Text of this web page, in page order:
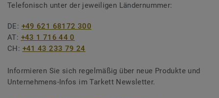
Telefonisch unter der jeweiligen Ländernummer:
DE: +49 621 68172 300
AT: +43 1 716 44 0
CH: +41 43 233 79 24
Informieren Sie sich regelmäßig über neue Produkte und
Unternehmens-Infos im Tarkett Newsletter.